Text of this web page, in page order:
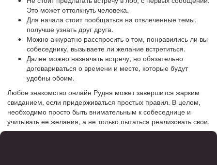
Это может оттолкнуть человека.
Для начала стоит пообщаться на отвлеченные темы,
получше узнать друг друга.
Можно аккуратно расспросить о том, понравились ли вы
собеседнику, вызываете ли желание встретиться.
Далее можно назначать встречу, но обязательно
договариваться о времени и месте, которые будут
удобны обоим.
Любое знакомство онлайн Рудня может завершится жарким
свиданием, если придерживаться простых правил. В целом,
необходимо просто быть внимательным к собеседнице и
учитывать ее желания, а не только пытаться реализовать свои.